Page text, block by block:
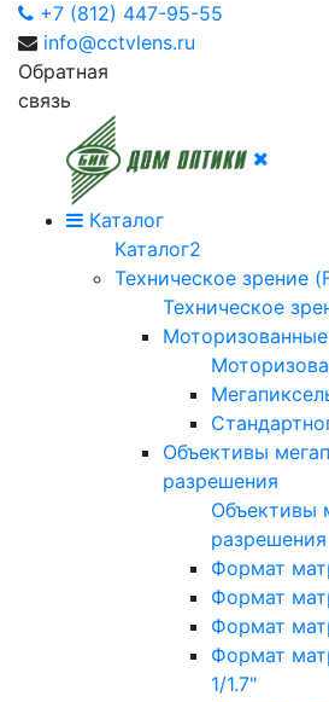
+7 (812) 447-95-55
info@cctvlens.ru
Обратная
связь
Каталог
Каталог2
Техническое зрение
Техническое
Объективы
разрешения
Объективы
разрешения
Формат
Формат
Формат
Формат
1/1.7"